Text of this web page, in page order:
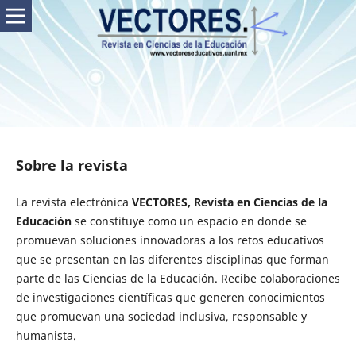
Sobre la revista
La revista electrónica VECTORES, Revista en Ciencias de la
Educaciónse constituye como un espacio en donde se
promuevan soluciones innovadoras a los retos educativos
que se presentan en las diferentes disciplinas que forman
parte de las Ciencias de la Educación. Recibe colaboraciones
de investigaciones científicas que generen conocimientos
que promuevan una sociedad inclusiva, responsable y
humanista.